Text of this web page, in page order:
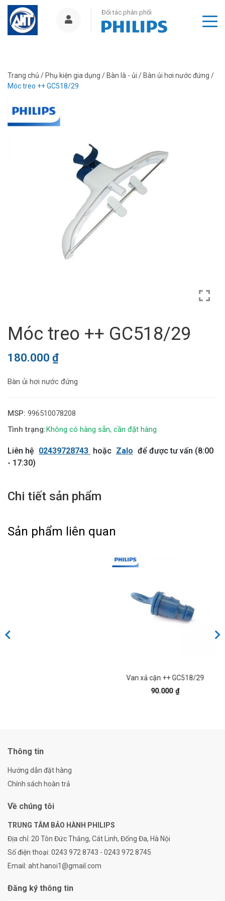
Đối tác phân phối
Trang chủ / Phụ kiện gia dụng / Bàn là - ủi / Bàn ủi hơi nước đứng /
Móc treo ++ GC518/29
Móc treo ++ GC518/29
180.000 ₫
Bàn ủi hơi nước đứng
MSP: 996510078208
Không có hàng sẵn, cần đặt hàng
Liên hệ 02439728743 hoặc Zalo để được tư vấn (8:00
- 17:30)
Chi tiết sản phẩm
Sản phẩm liên quan
Van xả cặn ++ GC518/29
Thông tin
Hướng dẫn đặt hàng
Chính sách hoàn trả
Về chúng tôi
TRUNG TÂM BẢO HÀNH PHILIPS
Địa chỉ: 20 Tôn Đức Thắng, Cát Linh, Đống Đa, Hà Nội
Số điện thoại: 0243 972 8743 - 0243 972 8745
Email: aht.hanoi1@gmail.com
Đăng ký thông tin